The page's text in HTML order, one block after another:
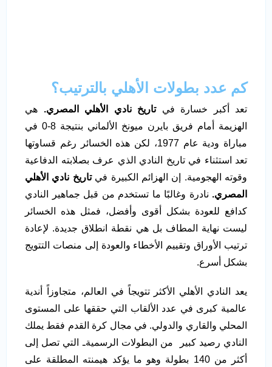
كم عدد بطولات الأهلي بالترتيب؟
تعد أكبر خسارة فيتاريخ نادي الأهلي المصري. هي
الهزيمة أمام فريق بايرن ميونخ الألماني بنتيجة 8-0 في
مباراة ودية عام 1977، لكن هذه الخسائر رغم قساوتها
تعد استثناء في تاريخ النادي الذي عرف بصلابته الدفاعية
وقوته الهجومية. إن الهزائم الكبيرة فيتاريخ نادي الأهلي
المصري. نادرة وغالبًا ما تستخدم من قبل جماهير النادي
كدافع للعودة بشكل أقوى وأفضل، فمثل هذه الخسائر
ليست نهاية المطاف بل هي نقطة انطلاق جديدة. لإعادة
ترتيب الأوراق وتقييم الأخطاء والعودة إلى منصات التتويج
بشكل أسرع.
يعد النادي الأهلي الأكثر تتويجاً في العالم، متجاوزاً أندية
عالمية كبرى في عدد الألقاب التي حققها على المستوى
المحلي والقاري والدولي. في مجال كرة القدم فقط يملك
النادي رصيد كبير من البطولات الرسميةـ التي تصل إلى
أكثر من 140 بطولة وهو ما يؤكد هيمنته المطلقة على